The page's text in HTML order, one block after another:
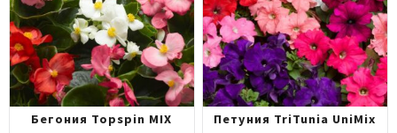
Бегония Topspin MIX Петуния TriTunia UniMix